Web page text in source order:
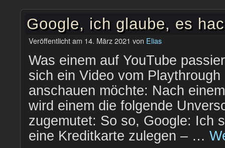
Google, ich glaube, es
Veröffentlicht am 14. März 2021 von Elias
Was einem auf YouTube
sich ein Video vom
anschauen möchte: Nach
wird einem die folgende
zugemutet: So so, Google: Ich
eine Kreditkarte zulegen – …